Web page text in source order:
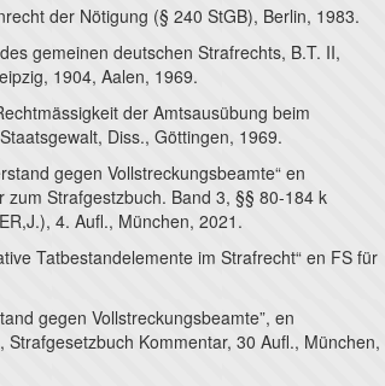
der Nötigung (§ 240 StGB), Berlin, 1983.
gemeinen deutschen Strafrechts, B.T. II,
1904, Aalen, 1969.
der Amtsausübung beim
Diss., Göttingen, 1969.
gegen Vollstreckungsbeamte“ en
zum Strafgestzbuch. Band 3, §§ 80-184 k
4. Aufl., München, 2021.
Tatbestandelemente im Strafrecht“ en FS für
gegen Vollstreckungsbeamte”, en
Strafgesetzbuch Kommentar, 30 Aufl., München,